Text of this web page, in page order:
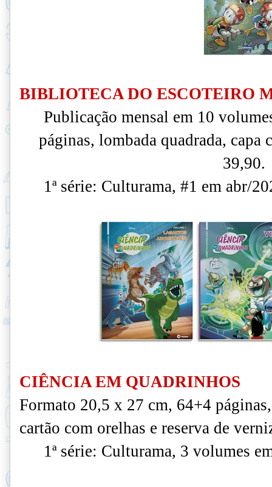
BIBLIOTECA DO ESCOTEIRO
Publicação mensal em 10
páginas, lombada quadrada,
39,90.
1ª série: Culturama, #1 em abr/
CIÊNCIA EM QUADRINHOS
Formato 20,5 x 27 cm, 64+4
cartão com orelhas e reserva de
1ª série: Culturama, 3 volumes